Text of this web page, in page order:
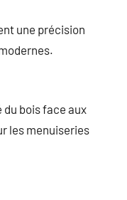
une précision
du bois face aux
les menuiseries